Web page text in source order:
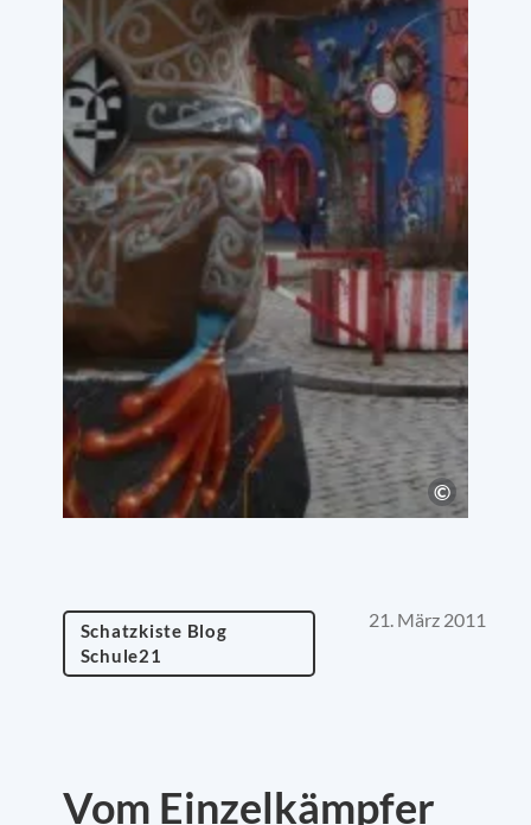
Schatzkiste Blog
Schule21
21. März 2011
Vom Einzelkämpfer